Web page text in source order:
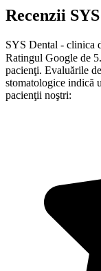
Recenzii
SYS Dental - clinica
Ratingul Google de
pacienţi. Evaluările
stomatologice indică
pacienţii noştri: